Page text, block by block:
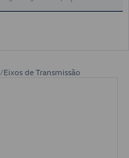
/Eixos de Transmissão